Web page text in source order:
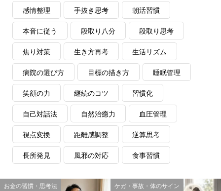
感情整理 手抜き思考 朝活習慣
本音に従う 段取り八分 段取り思考
焦り対策 生き方再考 生活リズム
病院の選び方 目標の描き方 睡眠管理
笑顔の力 継続のコツ 習慣化
自己対話法 自然治癒力 血圧管理
視点変換 距離感調整 逆算思考
長所発見 風邪の対応 食事習慣
お金の習慣・思考法 ケガ・事故・体のサイン